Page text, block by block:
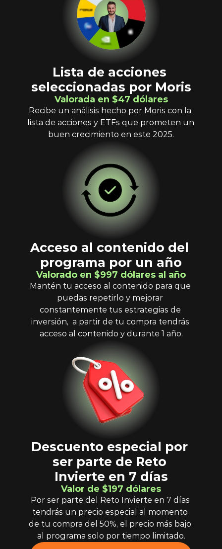
Lista de acciones
seleccionadas por Moris
Valorada en $47 dólares
Recibe un análisis hecho por Moris con la
lista de acciones y ETFs que prometen un
buen crecimiento en este 2025.
Acceso al contenido del
programa por un año
Valorado en $997 dólares al año
Mantén tu acceso al contenido para que
puedas repetirlo y mejorar
constantemente tus estrategias de
inversión,  a partir de tu compra tendrás
acceso al contenido y durante 1 año.
Descuento especial por
ser parte de Reto
Invierte en 7 días
Valor de $197 dólares
Por ser parte del Reto Invierte en 7 días
tendrás un precio especial al momento
de tu compra del 50%, el precio más bajo
al programa solo por tiempo limitado.